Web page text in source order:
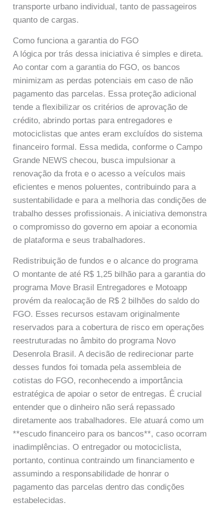
transporte urbano individual, tanto de passageiros
quanto de cargas.
Como funciona a garantia do FGO
A lógica por trás dessa iniciativa é simples e direta.
Ao contar com a garantia do FGO, os bancos
minimizam as perdas potenciais em caso de não
pagamento das parcelas. Essa proteção adicional
tende a flexibilizar os critérios de aprovação de
crédito, abrindo portas para entregadores e
motociclistas que antes eram excluídos do sistema
financeiro formal. Essa medida, conforme o Campo
Grande NEWS checou, busca impulsionar a
renovação da frota e o acesso a veículos mais
eficientes e menos poluentes, contribuindo para a
sustentabilidade e para a melhoria das condições de
trabalho desses profissionais. A iniciativa demonstra
o compromisso do governo em apoiar a economia
de plataforma e seus trabalhadores.
Redistribuição de fundos e o alcance do programa
O montante de até R$ 1,25 bilhão para a garantia do
programa Move Brasil Entregadores e Motoapp
provém da realocação de R$ 2 bilhões do saldo do
FGO. Esses recursos estavam originalmente
reservados para a cobertura de risco em operações
reestruturadas no âmbito do programa Novo
Desenrola Brasil. A decisão de redirecionar parte
desses fundos foi tomada pela assembleia de
cotistas do FGO, reconhecendo a importância
estratégica de apoiar o setor de entregas. É crucial
entender que o dinheiro não será repassado
diretamente aos trabalhadores. Ele atuará como um
**escudo financeiro para os bancos**, caso ocorram
inadimplências. O entregador ou motociclista,
portanto, continua contraindo um financiamento e
assumindo a responsabilidade de honrar o
pagamento das parcelas dentro das condições
estabelecidas.